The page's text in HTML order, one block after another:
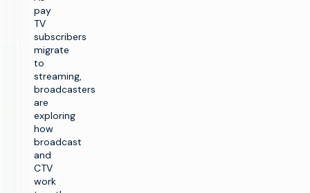
pay
TV
subscribers
migrate
to
streaming,
broadcasters
are
exploring
how
broadcast
and
CTV
work